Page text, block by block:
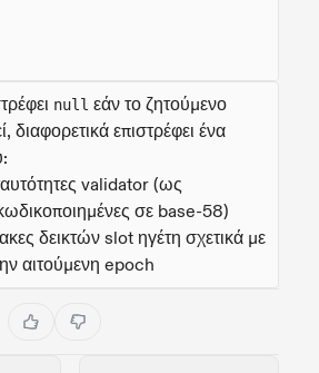
null εάν το ζητούμενο
διαφορετικά επιστρέφει ένα
validator (ως
σε base-58)
δεικτών slot ηγέτη σχετικά με
αιτούμενη epoch